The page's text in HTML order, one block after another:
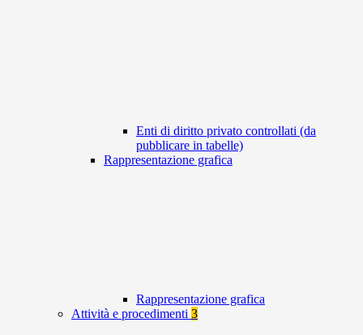
Enti di diritto privato controllati (da
pubblicare in tabelle)
Rappresentazione grafica
Rappresentazione grafica
Attività e procedimenti 3